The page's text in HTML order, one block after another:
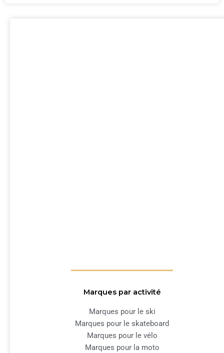
Marques par activité
Marques pour le ski
Marques pour le skateboard
Marques pour le vélo
Marques pour la moto